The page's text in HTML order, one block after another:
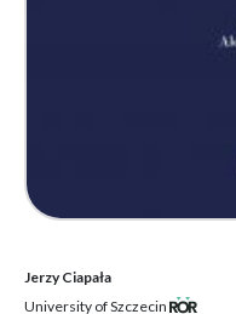
Jerzy Ciapała
University of Szczecin